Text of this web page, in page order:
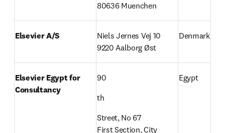
80636 Muenchen
Elsevier A/S
Niels Jernes Vej 10
9220 Aalborg Øst
Denmark
Elsevier Egypt for
Consultancy
90
th
Street, No 67
First Section, City
Egypt